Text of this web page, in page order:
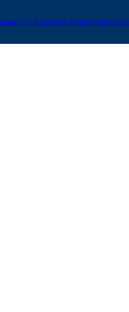
SpulenkörperKlebstoffeHilfsartikel